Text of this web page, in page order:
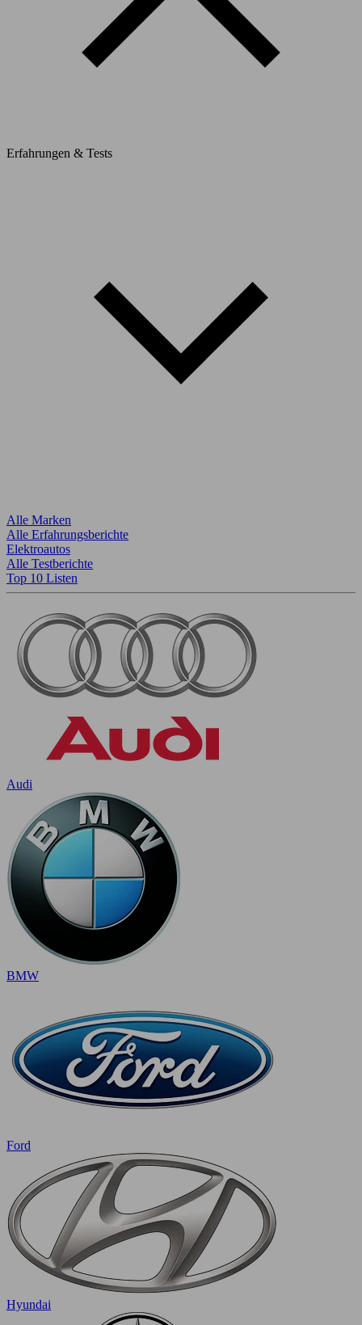
Erfahrungen & Tests
Alle Marken
Alle Erfahrungsberichte
Elektroautos
Alle Testberichte
Top 10 Listen
Audi
BMW
Ford
Hyundai